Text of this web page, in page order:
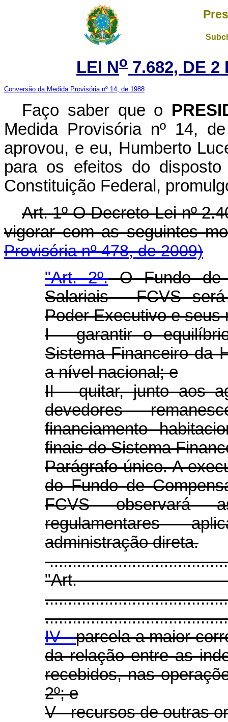
LEI No 7.682, DE 2
Conversão da Medida Provisória nº 14, de 1988
Faço saber que o
Medida Provisória nº 14,
aprovou, e eu, Humberto
para os efeitos do
Constituição Federal,
Art. 1º O Decreto-Lei nº
vigorar com as seguintes
Provisória nº 478, de 2009)
"Art. 2º.O Fundo de
Salariais - FCVS
Poder Executivo e seus
I - garantir o
Sistema Financeiro da
a nível nacional; e
II - quitar, junto aos
devedores
financiamento
finais do Sistema
Parágrafo único. A
do Fundo de
FCVS observará
regulamentares
administração direta.
IV -parcela a maior
da relação entre as
recebidos, nas
2º; e
V - recursos de outras